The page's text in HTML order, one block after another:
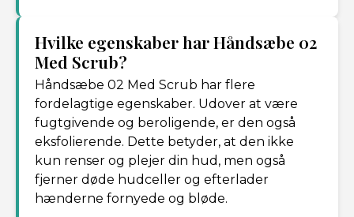
Hvilke egenskaber har Håndsæbe 02
Med Scrub?
Håndsæbe 02 Med Scrub har flere
fordelagtige egenskaber. Udover at være
fugtgivende og beroligende, er den også
eksfolierende. Dette betyder, at den ikke
kun renser og plejer din hud, men også
fjerner døde hudceller og efterlader
hænderne fornyede og bløde.